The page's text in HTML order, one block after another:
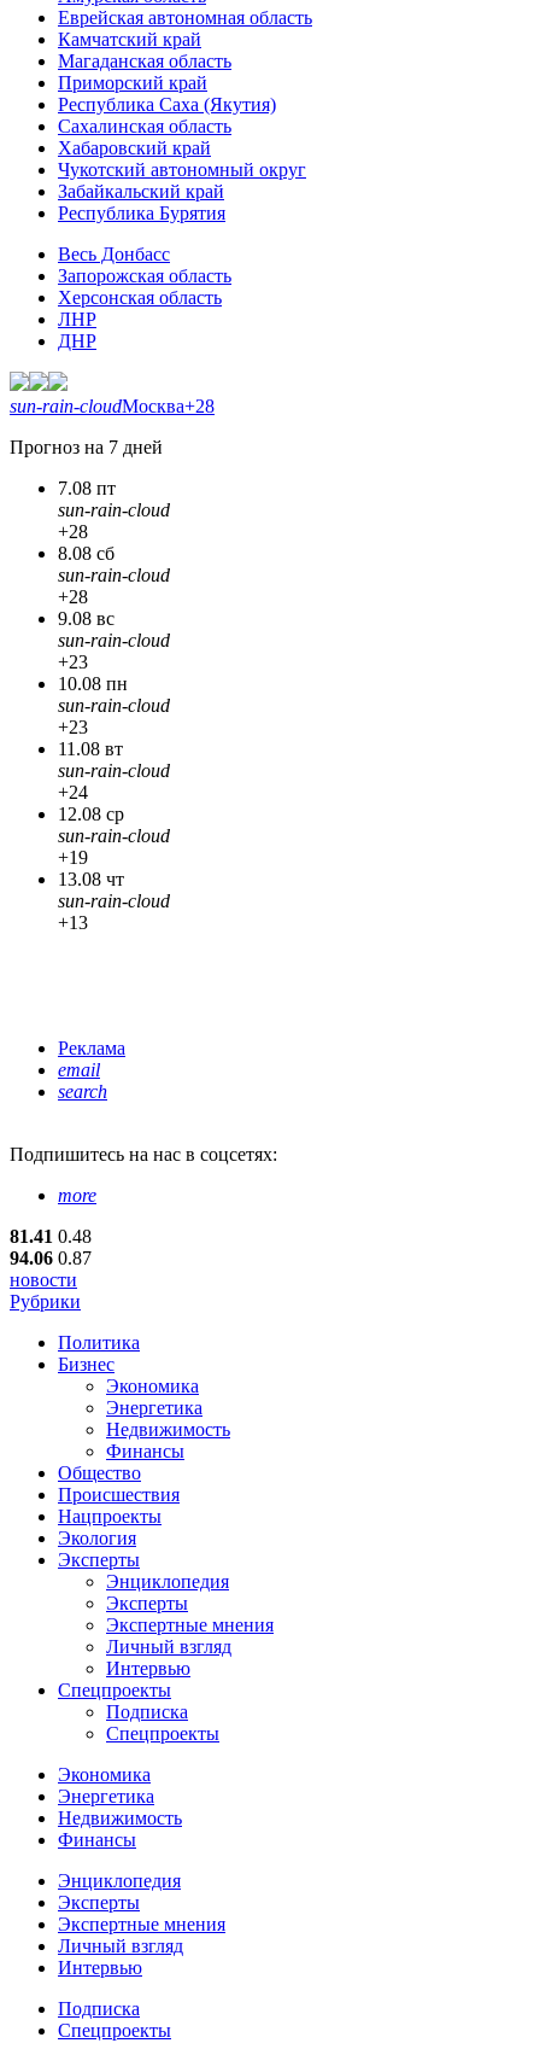
Еврейская автономная область
Камчатский край
Магаданская область
Приморский край
Республика Саха (Якутия)
Сахалинская область
Хабаровский край
Чукотский автономный округ
Забайкальский край
Республика Бурятия
Весь Донбасс
Запорожская область
Херсонская область
ЛНР
ДНР
sun-rain-cloudМосква+28
Прогноз на 7 дней
7.08 пт
sun-rain-cloud
+28
8.08 сб
sun-rain-cloud
+28
9.08 вс
sun-rain-cloud
+23
10.08 пн
sun-rain-cloud
+23
11.08 вт
sun-rain-cloud
+24
12.08 ср
sun-rain-cloud
+19
13.08 чт
sun-rain-cloud
+13
Реклама
email
search
Подпишитесь на нас в соцсетях:
more
81.41 0.48
94.06 0.87
новости
Рубрики
Политика
Бизнес
Экономика
Энергетика
Недвижимость
Финансы
Общество
Происшествия
Нацпроекты
Экология
Эксперты
Энциклопедия
Эксперты
Экспертные мнения
Личный взгляд
Интервью
Спецпроекты
Подписка
Спецпроекты
Экономика
Энергетика
Недвижимость
Финансы
Энциклопедия
Эксперты
Экспертные мнения
Личный взгляд
Интервью
Подписка
Спецпроекты